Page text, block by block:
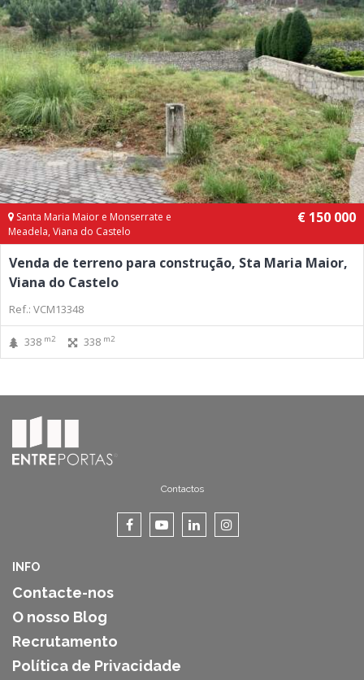
Santa Maria Maior e Monserrate e
Meadela, Viana do Castelo
€ 150 000
Venda de terreno para construção, Sta Maria Maior,
Viana do Castelo
Ref.: VCM13348
338 m2 338 m2
Contactos
INFO
Contacte-nos
O nosso Blog
Recrutamento
Política de Privacidade